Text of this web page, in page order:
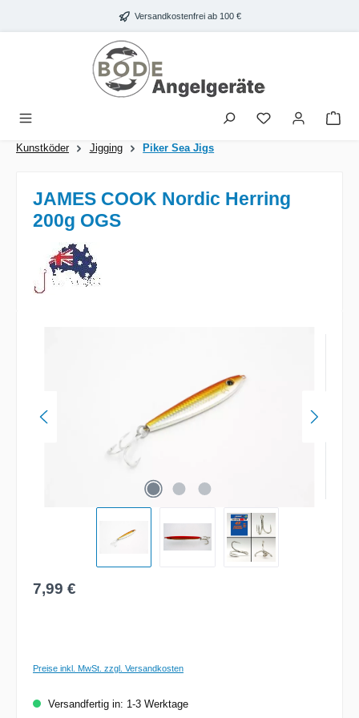
Zum Hauptinhalt springen Versandkostenfrei ab 100 €
Kunstköder Jigging Piker Sea Jigs
JAMES COOK Nordic Herring
200g OGS
Regulärer Preis:
7,99 €
Preise inkl. MwSt. zzgl. Versandkosten
Versandfertig in: 1-3 Werktage